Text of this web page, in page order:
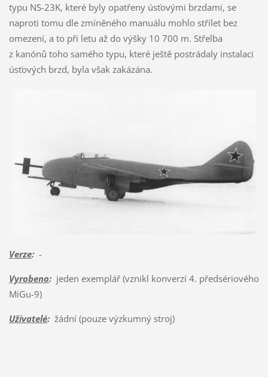
typu NS-23K, které byly opatřeny úsťovými brzdami, se
naproti tomu dle zmíněného manuálu mohlo střílet bez
omezení, a to při letu až do výšky 10 700 m. Střelba
z kanónů toho samého typu, které ještě postrádaly instalaci
úsťových brzd, byla však zakázána.
Verze:-
Vyrobeno:jeden exemplář (vznikl konverzí 4. předsériového
MiGu-9)
Uživatelé:žádní (pouze výzkumný stroj)